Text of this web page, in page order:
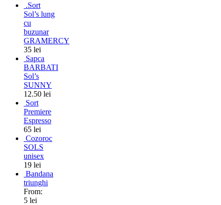
.Sort
Sol’s lung
cu
buzunar
GRAMERCY
35 lei
Sapca
BARBATI
Sol’s
SUNNY
12.50 lei
Sort
Premiere
Espresso
65 lei
Cozoroc
SOLS
unisex
19 lei
Bandana
triunghi
From:
5 lei